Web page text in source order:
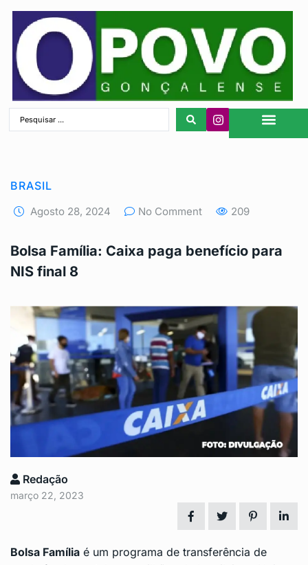
BRASIL
Agosto 28, 2024 No Comment 209
Bolsa Família: Caixa paga benefício para
NIS final 8
Redação
março 22, 2023
Bolsa Família é um programa de transferência de